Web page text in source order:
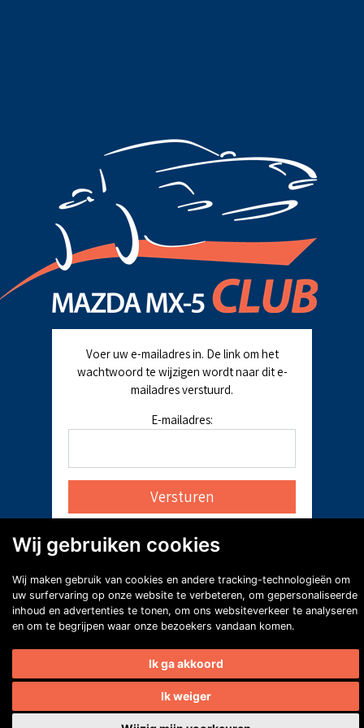
Voer uw e-mailadres in. De link om het
wachtwoord te wijzigen wordt naar dit e-
mailadres verstuurd.
E-mailadres:
Wij gebruiken cookies
Wij maken gebruik van cookies en andere tracking-technologieën om
uw surfervaring op onze website te verbeteren, om gepersonaliseerde
inhoud en advertenties te tonen, om ons websiteverkeer te analyseren
en om te begrijpen waar onze bezoekers vandaan komen.
Ik ga akkoord
Ik weiger